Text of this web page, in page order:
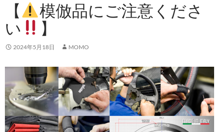
【
模倣品にご注意くださ
い
】
2024年5月18日 MOMO